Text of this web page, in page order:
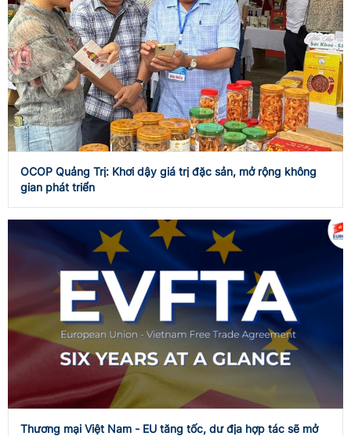
OCOP Quảng Trị: Khơi dậy giá trị đặc sản, mở rộng không
gian phát triển
Thương mại Việt Nam - EU tăng tốc, dư địa hợp tác sẽ mở